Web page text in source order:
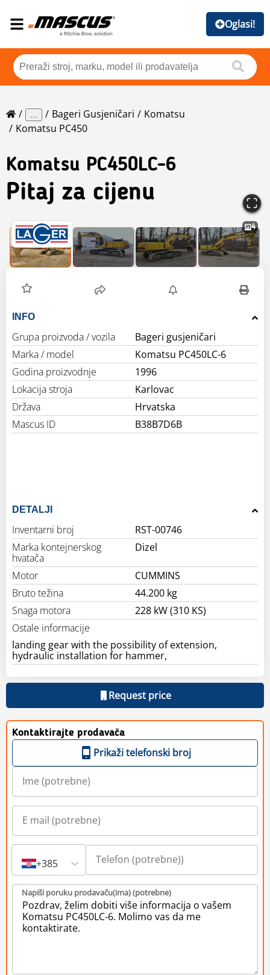
Oglasi!
... Bageri Gusjeničari
Komatsu
Komatsu PC450
Komatsu PC450LC-6
Pitaj za cijenu
4
INFO
Grupa proizvoda / vozila
Bageri gusjeničari
Marka / model
Komatsu PC450LC-6
Godina proizvodnje
1996
Lokacija stroja
Karlovac
Država
Hrvatska
Mascus ID
B38B7D6B
DETALJI
Inventarni broj
RST-00746
Marka kontejnerskog
hvatača
Dizel
Motor
CUMMINS
Bruto težina
44.200 kg
Snaga motora
228 kW (310 KS)
Ostale informacije
landing gear with the possibility of extension,
hydraulic installation for hammer,
Request price
Kontaktirajte prodavača
Prikaži telefonski broj
+385
Napiši poruku prodavaču(ima) (potrebne)